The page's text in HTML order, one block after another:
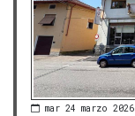
mar 24 marzo 2026